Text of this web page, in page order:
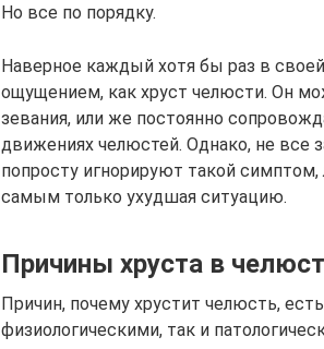
Но все по порядку.
Наверное каждый хотя бы раз в
ощущением, как хруст челюсти. Он
зевания, или же постоянно
движениях челюстей. Однако, не все
попросту игнорируют такой
самым только ухудшая ситуацию.
Причины хруста в
Причин, почему хрустит челюсть,
физиологическими, так и